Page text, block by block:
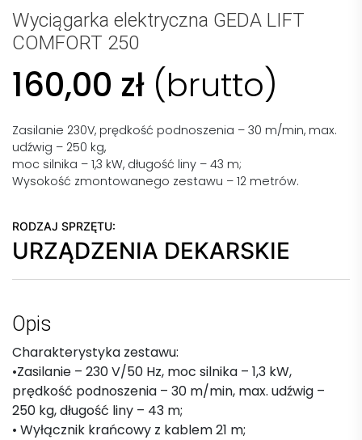
Wyciągarka elektryczna GEDA LIFT
COMFORT 250
160,00 zł (brutto)
Zasilanie 230V, prędkość podnoszenia – 30 m/min, max.
udźwig – 250 kg,
moc silnika – 1,3 kW, długość liny – 43 m;
Wysokość zmontowanego zestawu – 12 metrów.
RODZAJ SPRZĘTU:
URZĄDZENIA DEKARSKIE
Opis
Charakterystyka zestawu:
•Zasilanie – 230 V/50 Hz, moc silnika – 1,3 kW,
prędkość podnoszenia – 30 m/min, max. udźwig –
250 kg, długość liny – 43 m;
• Wyłącznik krańcowy z kablem 21 m;